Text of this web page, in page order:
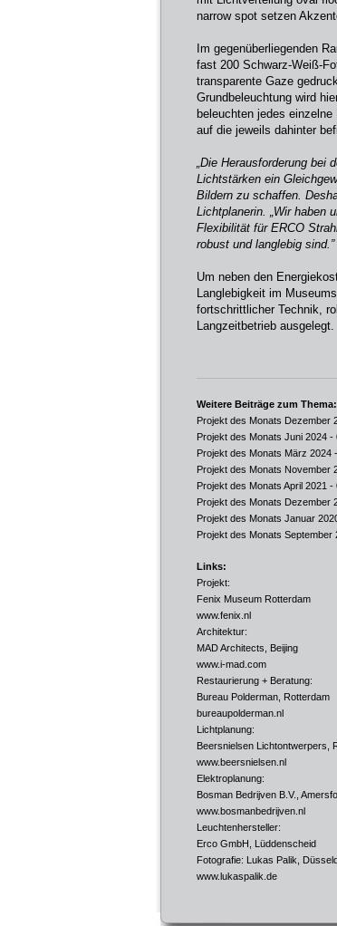
narrow spot setzen
Im gegenüberliegenden
fast 200 Schwarz-Weiß-
transparente Gaze
Grundbeleuchtung wird
beleuchten jedes
auf die jeweils dahinter
„Die Herausforderung bei
Lichtstärken ein
Bildern zu schaffen.
Lichtplanerin. „Wir haben
Flexibilität für ERCO
robust und langlebig sind.”
Um neben den
Langlebigkeit im
fortschrittlicher Technik,
Langzeitbetrieb ausgelegt.
Weitere Beiträge zum Thema:
Projekt des Monats Dezember
Projekt des Monats Juni 2024 -
Projekt des Monats März 2024
Projekt des Monats November
Projekt des Monats April 2021 -
Projekt des Monats Dezember
Projekt des Monats Januar
Projekt des Monats September
Links:
Projekt:
Fenix Museum Rotterdam
www.fenix.nl
Architektur:
MAD Architects, Beijing
www.i-mad.com
Restaurierung + Beratung:
Bureau Polderman, Rotterdam
bureaupolderman.nl
Lichtplanung:
Beersnielsen Lichtontwerpers,
www.beersnielsen.nl
Elektroplanung:
Bosman Bedrijven B.V.,
www.bosmanbedrijven.nl
Leuchtenhersteller:
Erco GmbH, Lüddenscheid
Fotografie: Lukas Palik,
www.lukaspalik.de